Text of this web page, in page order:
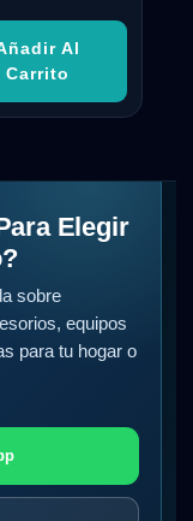
Al
Carrito
Elegir
sobre
equipos
para tu hogar o